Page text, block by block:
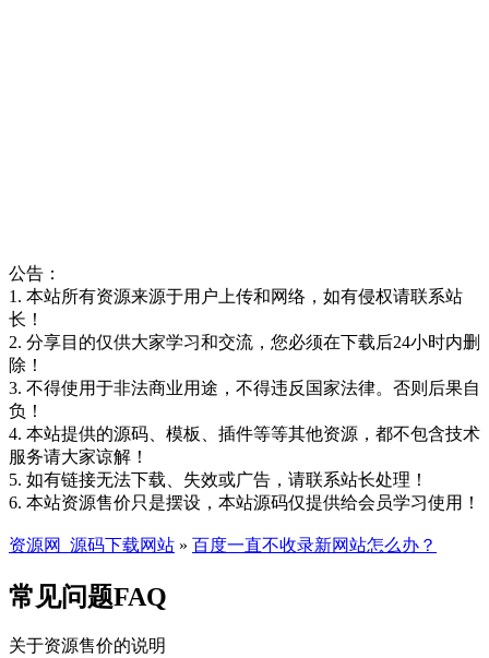
公告：
1. 本站所有资源来源于用户上传和网络，如有侵权请联系站
长！
2. 分享目的仅供大家学习和交流，您必须在下载后24小时内删
除！
3. 不得使用于非法商业用途，不得违反国家法律。否则后果自
负！
4. 本站提供的源码、模板、插件等等其他资源，都不包含技术
服务请大家谅解！
5. 如有链接无法下载、失效或广告，请联系站长处理！
6. 本站资源售价只是摆设，本站源码仅提供给会员学习使用！
资源网_源码下载网站 » 百度一直不收录新网站怎么办？
常见问题FAQ
关于资源售价的说明